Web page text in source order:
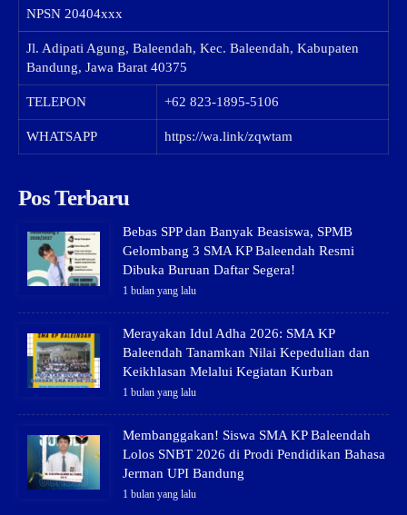
NPSN 20404xxx
Jl. Adipati Agung, Baleendah, Kec. Baleendah, Kabupaten
Bandung, Jawa Barat 40375
TELEPON +62 823-1895-5106
WHATSAPP https://wa.link/zqwtam
Pos Terbaru
Bebas SPP dan Banyak Beasiswa, SPMB
Gelombang 3 SMA KP Baleendah Resmi
Dibuka Buruan Daftar Segera!
1 bulan yang lalu
Merayakan Idul Adha 2026: SMA KP
Baleendah Tanamkan Nilai Kepedulian dan
Keikhlasan Melalui Kegiatan Kurban
1 bulan yang lalu
Membanggakan! Siswa SMA KP Baleendah
Lolos SNBT 2026 di Prodi Pendidikan Bahasa
Jerman UPI Bandung
1 bulan yang lalu